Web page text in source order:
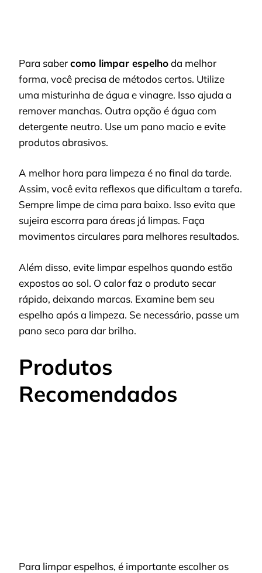
Para sabercomo limpar espelhoda melhor
forma, você precisa de métodos certos. Utilize
uma misturinha de água e vinagre. Isso ajuda a
remover manchas. Outra opção é água com
detergente neutro. Use um pano macio e evite
produtos abrasivos.
A melhor hora para limpeza é no final da tarde.
Assim, você evita reflexos que dificultam a tarefa.
Sempre limpe de cima para baixo. Isso evita que
sujeira escorra para áreas já limpas. Faça
movimentos circulares para melhores resultados.
Além disso, evite limpar espelhos quando estão
expostos ao sol. O calor faz o produto secar
rápido, deixando marcas. Examine bem seu
espelho após a limpeza. Se necessário, passe um
pano seco para dar brilho.
Produtos
Recomendados
Para limpar espelhos, é importante escolher os